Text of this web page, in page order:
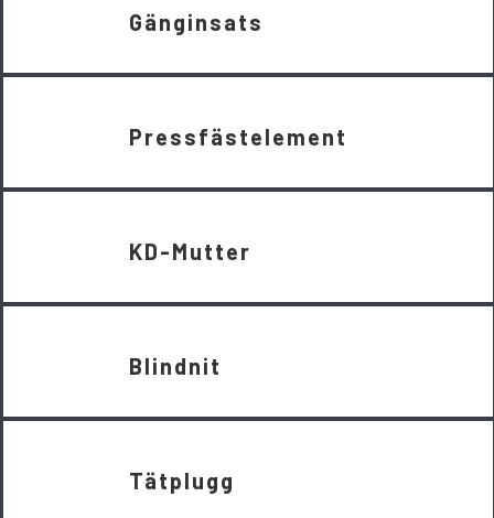
Gänginsats
Pressfästelement
KD-Mutter
Blindnit
Tätplugg